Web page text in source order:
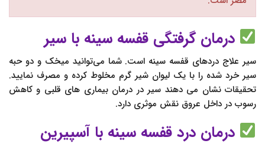
درمان گرفتگی قفسه سینه با سیر
سیر علاج دردهای قفسه سینه است. شما می‌توانید میخک و دو حبه
سیر خرد شده را با یک لیوان شیر گرم مخلوط کرده و مصرف نمایید.
تحقیقات نشان می دهند سیر در درمان بیماری های قلبی و کاهش
رسوب در داخل عروق نقش موثری دارد.
درمان درد قفسه سینه با آسپیرین